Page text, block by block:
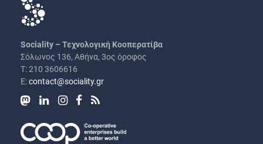
Sociality – Τεχνολογική Κοοπερατίβα
Σόλωνος 136, Αθήνα, 3ος όροφος
Τ: 210 3606616
Ε:contact@sociality.gr